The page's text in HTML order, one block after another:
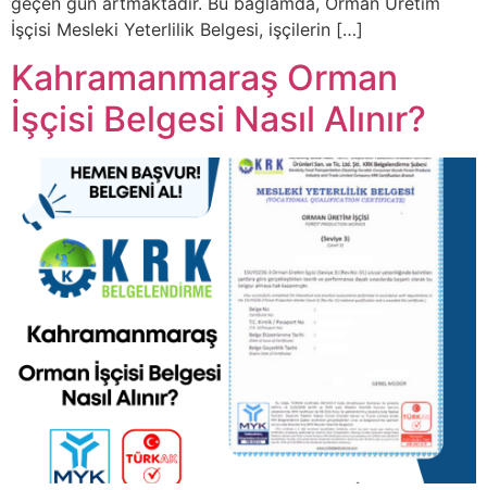
İşçisi Mesleki Yeterlilik Belgesi, işçilerin […]
Kahramanmaraş Orman
İşçisi Belgesi Nasıl Alınır?